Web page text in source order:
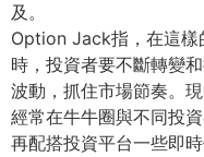
及。
Option Jack指，在這樣
時， 投資者要不斷轉變
波動， 抓住市場節奏。
經常在牛牛圈與不同投
再配搭投資平台一些即